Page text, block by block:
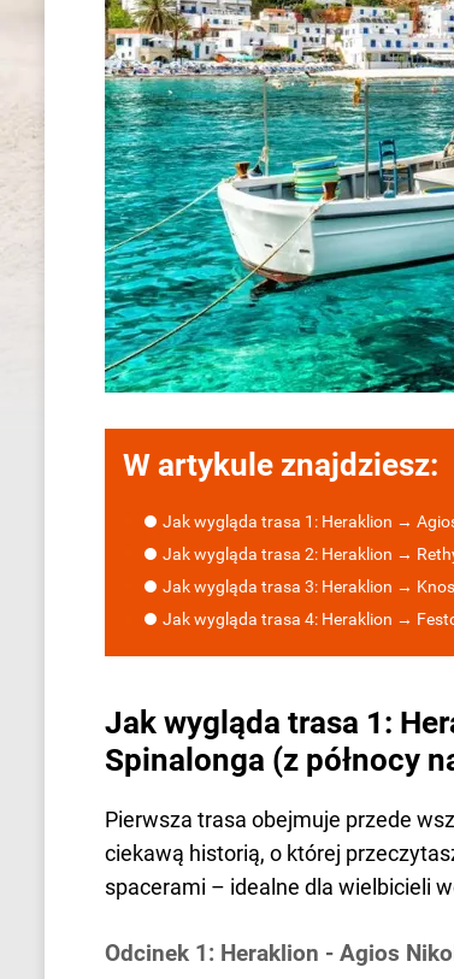
W artykule znajdziesz:
Jak wygląda trasa 1: Heraklion →
Jak wygląda trasa 2: Heraklion →
Jak wygląda trasa 3: Heraklion →
Jak wygląda trasa 4: Heraklion →
Jak wygląda trasa 1:
Spinalonga (z północy
Pierwsza trasa obejmuje przede
ciekawą historią, o której
spacerami – idealne dla wielbicieli
Odcinek 1: Heraklion - Agios